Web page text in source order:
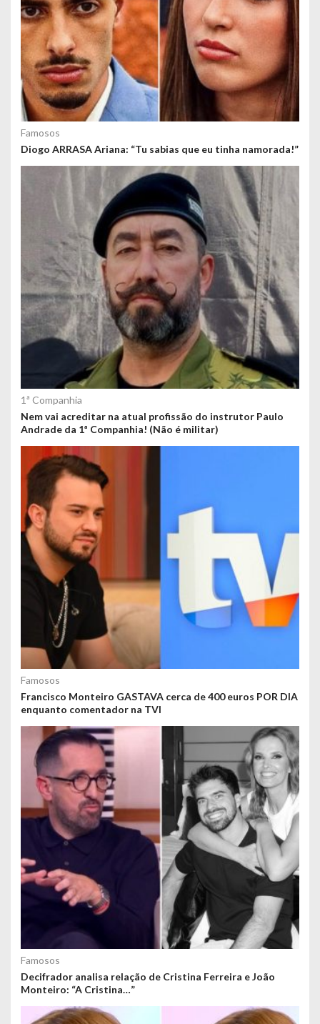
Famosos
Diogo ARRASA Ariana: “Tu sabias que eu tinha namorada!”
1ª Companhia
Nem vai acreditar na atual profissão do instrutor Paulo
Andrade da 1ª Companhia! (Não é militar)
Famosos
Francisco Monteiro GASTAVA cerca de 400 euros POR DIA
enquanto comentador na TVI
Famosos
Decifrador analisa relação de Cristina Ferreira e João
Monteiro: “A Cristina…”